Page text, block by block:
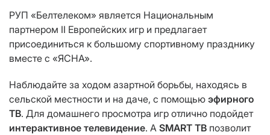
РУП «Белтелеком» является Национальным
партнером II Европейских игр и предлагает
присоединиться к большому спортивному празднику
вместе с «ЯСНА».
Наблюдайте за ходом азартной борьбы, находясь в
сельской местности и на даче, с помощью эфирного
ТВ. Для домашнего просмотра игр отлично подойдет
интерактивное телевидение. А SMART ТВ позволит